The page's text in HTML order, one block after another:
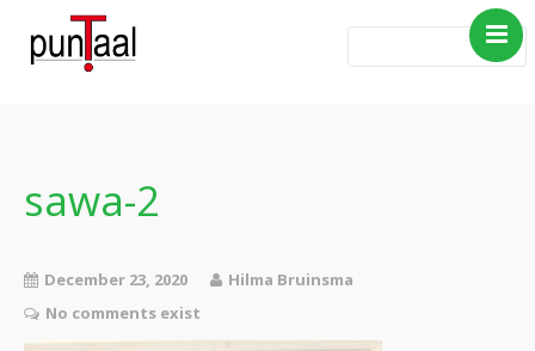
Boeken
Gedichten
Contact
sawa-2
December 23, 2020
Hilma Bruinsma
No comments exist